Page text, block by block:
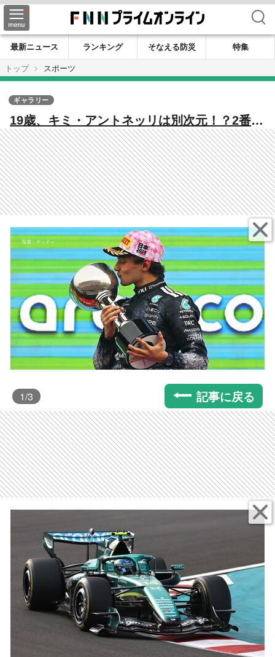
検索
最新ニュース ランキング そなえる防災
特集
トップ
スポーツ
19歳、キミ・アントネッリは別次元！？2番手
を大きく引き離して2戦連続ポールトゥウィン
【F1日本グランプリ決勝】
ギャラリー
1/3 記事に戻る